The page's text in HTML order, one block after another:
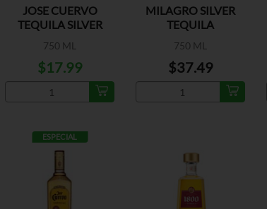
JOSE CUERVO
TEQUILA SILVER
750 ML
$17.99
MILAGRO SILVER
TEQUILA
750 ML
$37.49
ESPECIAL